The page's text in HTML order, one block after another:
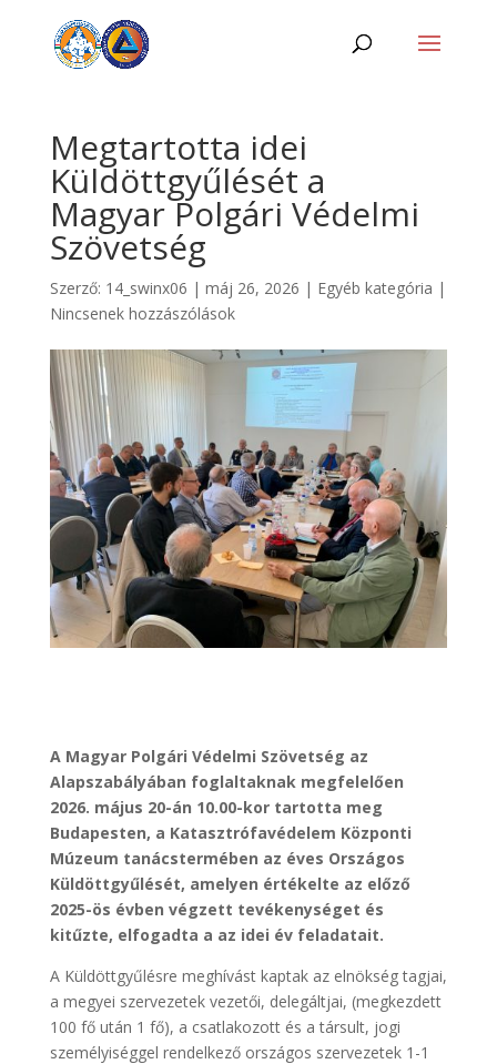
Megtartotta idei
Küldöttgyűlését a
Magyar Polgári Védelmi
Szövetség
Szerző: 14_swinx06 | máj 26, 2026 | Egyéb kategória |
Nincsenek hozzászólások
A Magyar Polgári Védelmi Szövetség az
Alapszabályában foglaltaknak megfelelően
2026. május 20-án 10.00-kor tartotta meg
Budapesten, a Katasztrófavédelem Központi
Múzeum tanácstermében az éves Országos
Küldöttgyűlését, amelyen értékelte az előző
2025-ös évben végzett tevékenységet és
kitűzte, elfogadta a az idei év feladatait.
A Küldöttgyűlésre meghívást kaptak az elnökség tagjai,
a megyei szervezetek vezetői, delegáltjai, (megkezdett
100 fő után 1 fő), a csatlakozott és a társult, jogi
személyiséggel rendelkező országos szervezetek 1-1